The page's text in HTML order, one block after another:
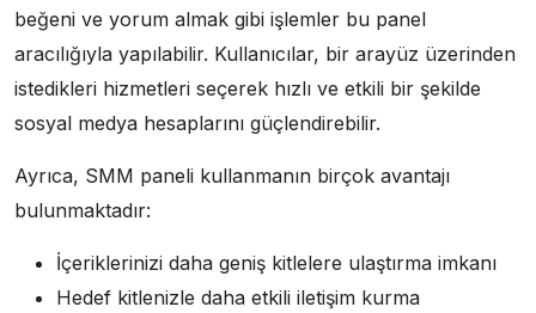
beğeni ve yorum almak gibi işlemler bu panel
aracılığıyla yapılabilir. Kullanıcılar, bir arayüz üzerinden
istedikleri hizmetleri seçerek hızlı ve etkili bir şekilde
sosyal medya hesaplarını güçlendirebilir.
Ayrıca, SMM paneli kullanmanın birçok avantajı
bulunmaktadır:
İçeriklerinizi daha geniş kitlelere ulaştırma imkanı
Hedef kitlenizle daha etkili iletişim kurma